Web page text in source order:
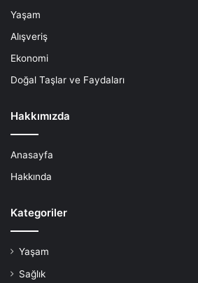
Yaşam
Alışveriş
Ekonomi
Doğal Taşlar ve Faydaları
Hakkımızda
Anasayfa
Hakkında
Kategoriler
Yaşam
Sağlık